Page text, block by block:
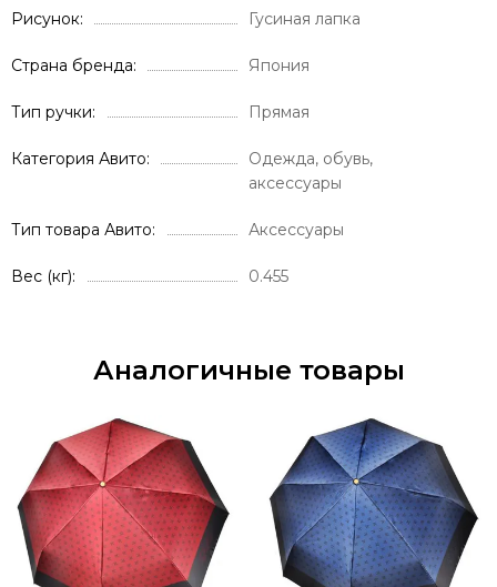
Рисунок Гусиная лапка
Страна бренда Япония
Тип ручки Прямая
Категория Авито
Одежда, обувь,
аксессуары
Тип товара Авито Аксессуары
Вес (кг) 0.455
Аналогичные товары